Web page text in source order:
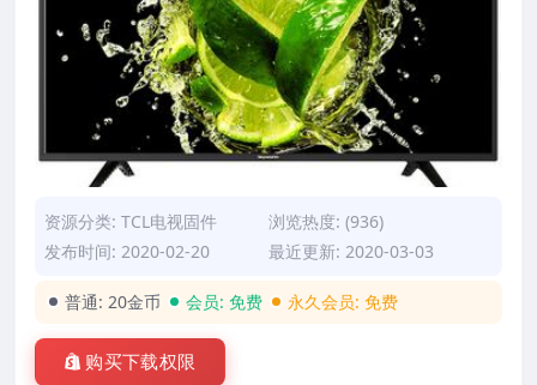
资源分类: TCL电视固件
浏览热度: (936)
发布时间: 2020-02-20
最近更新: 2020-03-03
普通: 20金币 会员: 免费 永久会员: 免费
购买下载权限